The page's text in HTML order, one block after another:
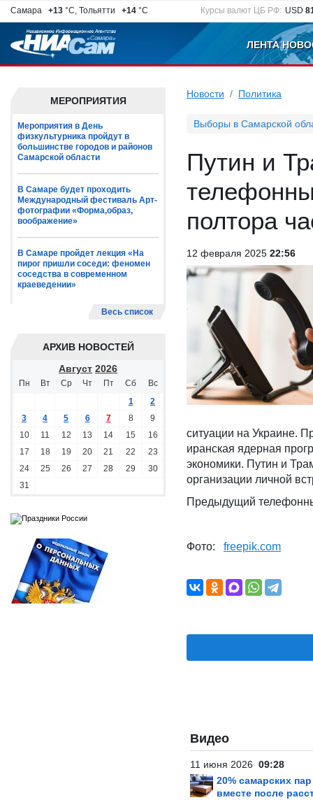
Самара +13 °C, Тольятти +14 °C Курсы валют ЦБ РФ: USD
ЛЕНТА
МЕРОПРИЯТИЯ
Мероприятия в День
физкультурника пройдут в
большинстве городов и районов
Самарской области
В Самаре будет проходить
Международный фестиваль Арт-
фотографии «Форма,образ,
воображение»
В Самаре пройдет лекция «На
пирог пришли соседи: феномен
соседства в современном
краеведении»
Весь список
АРХИВ НОВОСТЕЙ
Август 2026
Пн Вт Ср Чт Пт Сб
Вс
1
2
3
4 5 6 7 8
9
10
11 12 13 14 15
16
17
18 19 20 21 22
23
24
25 26 27 28 29
30
31
Новости Политика
Выборы в Самарской
Путин и
полтора
12 февраля 2025 22:56
ситуации на Украине.
иранская ядерная
экономики. Путин и
организации личной
Предыдущий
Фото: freepik.com
Видео
11 июня 2026 09:28
20% самарских
вместе после